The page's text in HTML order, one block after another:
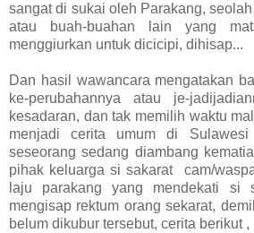
sangat di sukai oleh Parakang,
atau buah-buahan lain yang
menggiurkan untuk dicicipi, dihisap...
Dan hasil wawancara mengatakan
ke-perubahannya atau je-
kesadaran, dan tak memilih waktu
menjadi cerita umum di
seseorang sedang diambang
pihak keluarga si sakarat cam/
laju parakang yang mendekati si
mengisap rektum orang sekarat,
belum dikubur tersebut, cerita berikut ,